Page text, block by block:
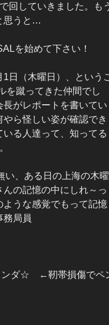
回していきました。も
思うと…
を始めて下さい！
日（木曜日）、という
を蹴ってきた仲間でし
がレポートを書いてい
ら怪しい姿が確認でき
る人達って、知ってる
、ある日の上海の木曜
の記憶の中にしれ～っ
うな感覚でもって記憶
務局員
ンダ☆ ←靭帯損傷でペ